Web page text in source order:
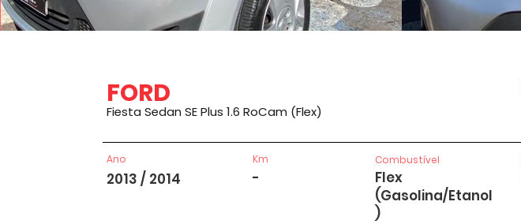
FORD
Fiesta Sedan SE Plus 1.6 RoCam (Flex)
Ano
2013 / 2014
Km
-
Combustível
Flex
(Gasolina/Etanol
)